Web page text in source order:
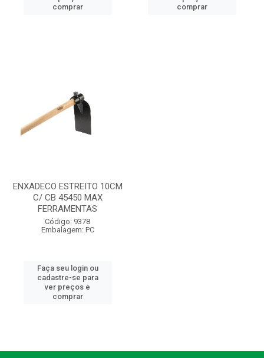
comprar
comprar
ENXADECO ESTREITO 10CM
C/ CB 45450 MAX
FERRAMENTAS
Código: 9378
Embalagem: PC
Faça seu login ou
cadastre-se para
ver preços e
comprar